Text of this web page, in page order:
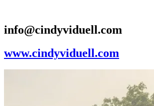
info@cindyviduell.com
www.cindyviduell.com